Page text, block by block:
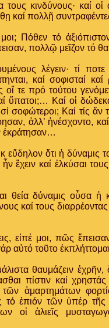
κινδύνους· καί οἱ
καί πολλῇ
Πόθεν τό
πολλῷ μεῖζον τό
λέγειν· τί
καί σοφισταί
οἵ τε πρό τούτου
ὕπατοι;… Καί οἱ
σοφώτεροι; Καί τίς ἄν
ἀλλ’ ἠνέσχοντο,
ἐκράτησαν…
εὔδηλον ὅτι ἡ δύναμις
ἔχειν καί ἑλκύσαι
θεία δύναμις οὖσα
καί τους
εἰπέ μοι, πῶς
αὐτό τοῦτο
θαυμάζειν
πίστιν καί
ἁμαρτημάτων
τό ἐπιόν τῶν ὑπέρ
οἱ ἁλιεῖς